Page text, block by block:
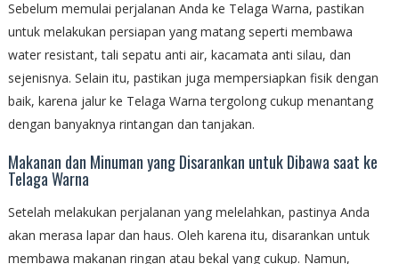
Sebelum memulai perjalanan Anda ke Telaga Warna, pastikan
untuk melakukan persiapan yang matang seperti membawa
water resistant, tali sepatu anti air, kacamata anti silau, dan
sejenisnya. Selain itu, pastikan juga mempersiapkan fisik dengan
baik, karena jalur ke Telaga Warna tergolong cukup menantang
dengan banyaknya rintangan dan tanjakan.
Makanan dan Minuman yang Disarankan untuk Dibawa saat ke
Telaga Warna
Setelah melakukan perjalanan yang melelahkan, pastinya Anda
akan merasa lapar dan haus. Oleh karena itu, disarankan untuk
membawa makanan ringan atau bekal yang cukup. Namun,